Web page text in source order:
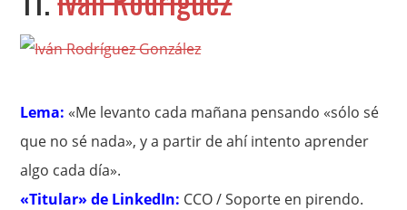
Lema: «Me levanto cada mañana pensando «sólo sé
que no sé nada», y a partir de ahí intento aprender
algo cada día».
«Titular» de LinkedIn: CCO / Soporte en pirendo.